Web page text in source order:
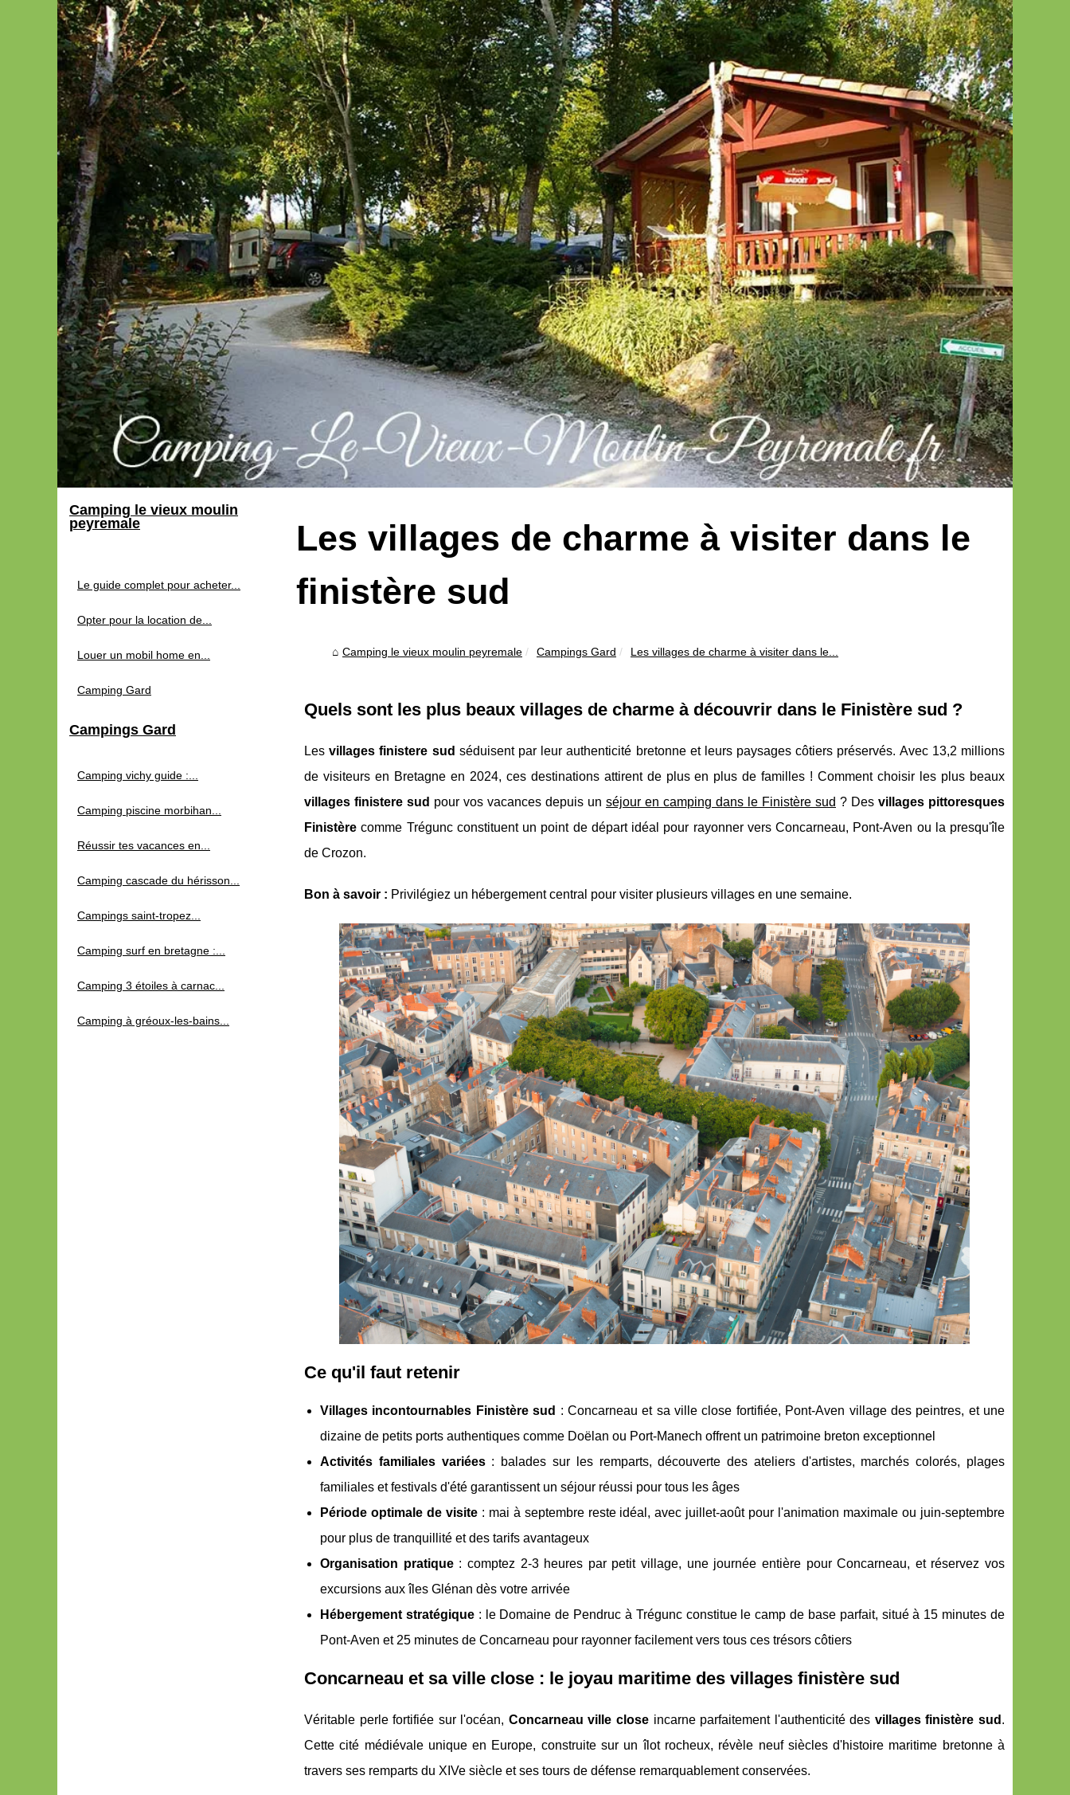
Les villages de charme à visiter dans le
finistère sud
Camping le vieux moulin peyremale Campings Gard Les villages de charme à visiter dans le...
Quels sont les plus beaux villages de charme à découvrir dans le Finistère sud ?
Lesvillages finistere sud séduisent par leur authenticité bretonne et leurs paysages côtiers préservés. Avec 13,2 millions
de visiteurs en Bretagne en 2024, ces destinations attirent de plus en plus de familles ! Comment choisir les plus beaux
villages finistere sud pour vos vacances depuis un séjour en camping dans le Finistère sud ? Des villages pittoresques
Finistère comme Trégunc constituent un point de départ idéal pour rayonner vers Concarneau, Pont-Aven ou la presqu'île
de Crozon.
Bon à savoir : Privilégiez un hébergement central pour visiter plusieurs villages en une semaine.
Ce qu'il faut retenir
Villages incontournables Finistère sud : Concarneau et sa ville close fortifiée, Pont-Aven village des peintres, et une
dizaine de petits ports authentiques comme Doëlan ou Port-Manech offrent un patrimoine breton exceptionnel
Activités familiales variées: balades sur les remparts, découverte des ateliers d'artistes, marchés colorés, plages
familiales et festivals d'été garantissent un séjour réussi pour tous les âges
Période optimale de visite: mai à septembre reste idéal, avec juillet-août pour l'animation maximale ou juin-septembre
pour plus de tranquillité et des tarifs avantageux
Organisation pratique: comptez 2-3 heures par petit village, une journée entière pour Concarneau, et réservez vos
excursions aux îles Glénan dès votre arrivée
Hébergement stratégique: le Domaine de Pendruc à Trégunc constitue le camp de base parfait, situé à 15 minutes de
Pont-Aven et 25 minutes de Concarneau pour rayonner facilement vers tous ces trésors côtiers
Concarneau et sa ville close : le joyau maritime des villages finistère sud
Véritable perle fortifiée sur l'océan, Concarneau ville close incarne parfaitement l'authenticité des villages finistère sud .
Cette cité médiévale unique en Europe, construite sur un îlot rocheux, révèle neuf siècles d'histoire maritime bretonne à
travers ses remparts du XIVe siècle et ses tours de défense remarquablement conservées.
Camping le vieux moulin
peyremale
Le guide complet pour acheter...
Opter pour la location de...
Louer un mobil home en...
Camping Gard
Campings Gard
Camping vichy guide :...
Camping piscine morbihan...
Réussir tes vacances en...
Camping cascade du hérisson...
Campings saint-tropez...
Camping surf en bretagne :...
Camping 3 étoiles à carnac...
Camping à gréoux-les-bains...